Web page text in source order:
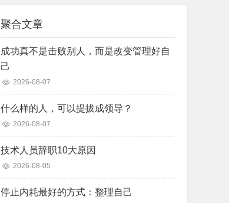
聚合文章
成功真不是击败别人，而是改变管理好自
己
2026-08-07
什么样的人，可以提拔成领导？
2026-08-07
技术人员辞职10大原因
2026-08-05
停止内耗最好的方式：整理自己